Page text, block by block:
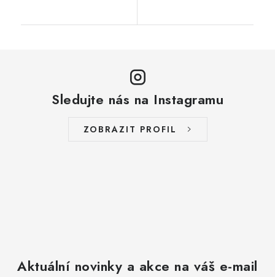
Sledujte nás na Instagramu
ZOBRAZIT PROFIL
Aktuální novinky a akce na váš e-mail